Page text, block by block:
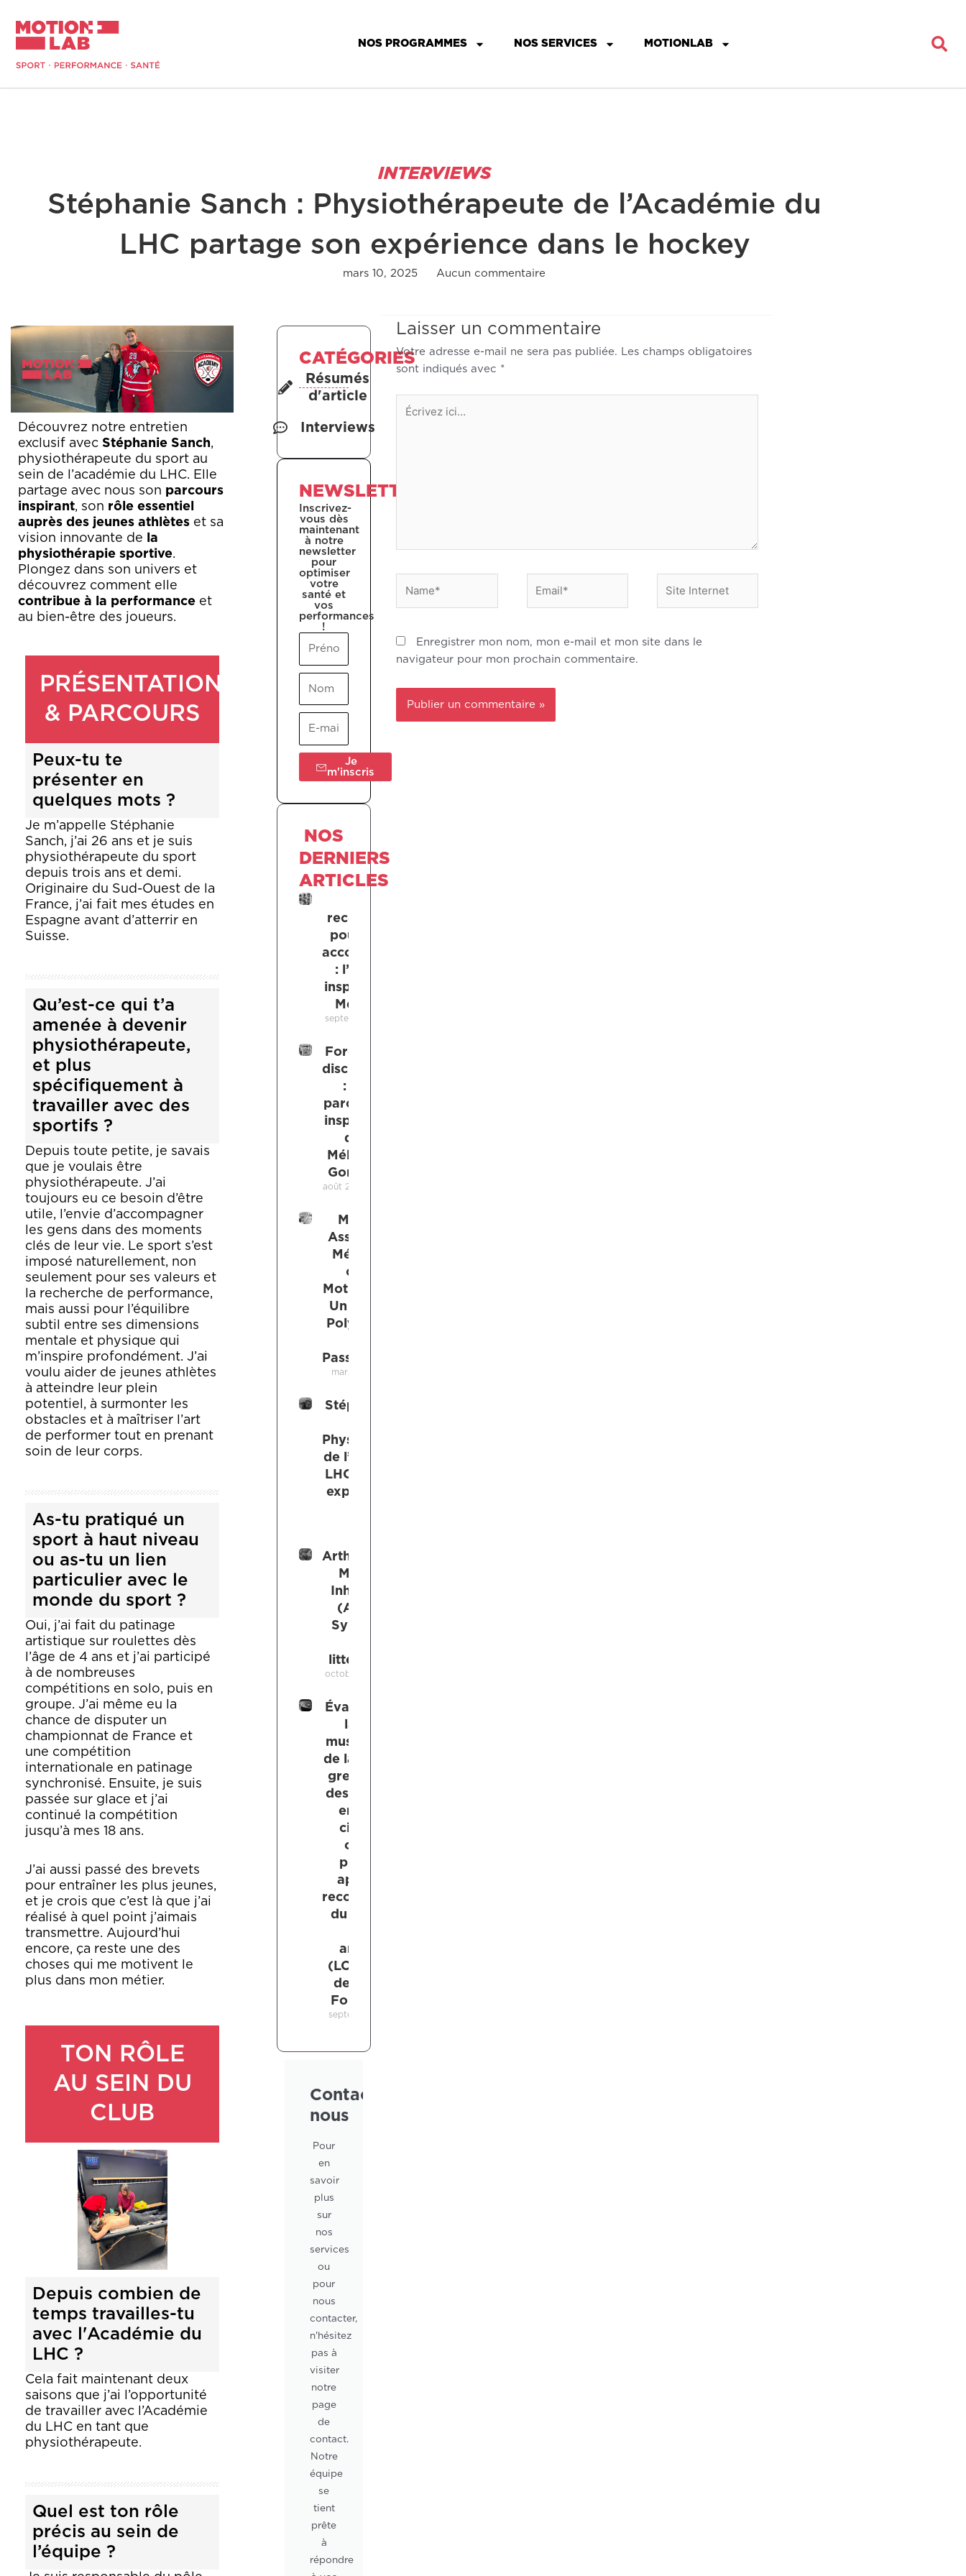
NOS PROGRAMMES NOS SERVICES MOTIONLAB
INTERVIEWS
Stéphanie Sanch : Physiothérapeute de l’Académie du
LHC partage son expérience dans le hockey
mars 10, 2025 Aucun commentaire
Découvrez notre entretien
exclusif avec Stéphanie Sanch,
physiothérapeute du sport au
sein de l’académie du LHC. Elle
partage avec nous son parcours
inspirant, son rôle essentiel
auprès des jeunes athlètes et sa
vision innovante de
la
physiothérapie sportive.
Plongez dans son univers et
découvrez comment elle
contribue à la performance et
au bien-être des joueurs.
PRÉSENTATION
& PARCOURS
Peux-tu te
présenter en
quelques mots ?
Je m’appelle Stéphanie
Sanch, j’ai 26 ans et je suis
physiothérapeute du sport
depuis trois ans et demi.
Originaire du Sud-Ouest de la
France, j’ai fait mes études en
Espagne avant d’atterrir en
Suisse.
Qu’est-ce qui t’a
amenée à devenir
physiothérapeute,
et plus
spécifiquement à
travailler avec des
sportifs ?
Depuis toute petite, je savais
que je voulais être
physiothérapeute. J’ai
toujours eu ce besoin d’être
utile, l’envie d’accompagner
les gens dans des moments
clés de leur vie. Le sport s’est
imposé naturellement, non
seulement pour ses valeurs et
la recherche de performance,
mais aussi pour l’équilibre
subtil entre ses dimensions
mentale et physique qui
m’inspire profondément. J’ai
voulu aider de jeunes athlètes
à atteindre leur plein
potentiel, à surmonter les
obstacles et à maîtriser l’art
de performer tout en prenant
soin de leur corps.
As-tu pratiqué un
sport à haut niveau
ou as-tu un lien
particulier avec le
monde du sport ?
Oui, j’ai fait du patinage
artistique sur roulettes dès
l’âge de 4 ans et j’ai participé
à de nombreuses
compétitions en solo, puis en
groupe. J’ai même eu la
chance de disputer un
championnat de France et
une compétition
internationale en patinage
synchronisé. Ensuite, je suis
passée sur glace et j’ai
continué la compétition
jusqu’à mes 18 ans.
J’ai aussi passé des brevets
pour entraîner les plus jeunes,
et je crois que c’est là que j’ai
réalisé à quel point j’aimais
transmettre. Aujourd’hui
encore, ça reste une des
choses qui me motivent le
plus dans mon métier.
TON RÔLE
AU SEIN DU
CLUB
Depuis combien de
temps travailles-tu
avec l'Académie du
LHC ?
Cela fait maintenant deux
saisons que j’ai l’opportunité
de travailler avec l’Académie
du LHC en tant que
physiothérapeute.
Quel est ton rôle
précis au sein de
l’équipe ?
CATÉGORIES
Résumés
d'article
Interviews
NEWSLETTER
Inscrivez-
vous dès
maintenant
à notre
newsletter
pour
optimiser
votre
santé et
vos
performances
!
Je
m'inscris
NOS
DERNIERS
ARTICLES
reconstruire
pour mieux
accompagner
: l’histoire
inspirante de
Mercedes
septembre 19, 2025
Force et
discipline
: le
parcours
inspirant
de
Mélanie
Gordon
août 25, 2025
Maéva,
Assistante
Médicale
chez
MotionLab :
Un Métier
Polyvalent
Passionnant
mars 18, 2025
Stéphanie Sanch
Physiothérapeute
de l’Académie du
LHC partage son
expérience dans
Arthrogenic
Muscle
Inhibition
(AMI) –
Synthèse
littérature
octobre 31, 2024
Évaluation de
la force
musculaire et
de la laxité du
greffon avec
des exercices
en chaîne
cinétique
ouverte
précoces
après une
reconstruction
du ligament
antérieur
(LCA). Étude
de cohorte
Forelli et al.
septembre 11, 2024
Contactez-
nous
Pour
en
savoir
plus
sur
nos
services
ou
pour
nous
contacter,
n'hésitez
pas à
visiter
notre
page
de
contact.
Notre
équipe
se
tient
prête
à
répondre
Laisser un commentaire
Votre adresse e-mail ne sera pas publiée. Les champs obligatoires
sont indiqués avec *
ici…
Internet
Enregistrer mon nom, mon e-mail et mon site dans le
navigateur pour mon prochain commentaire.